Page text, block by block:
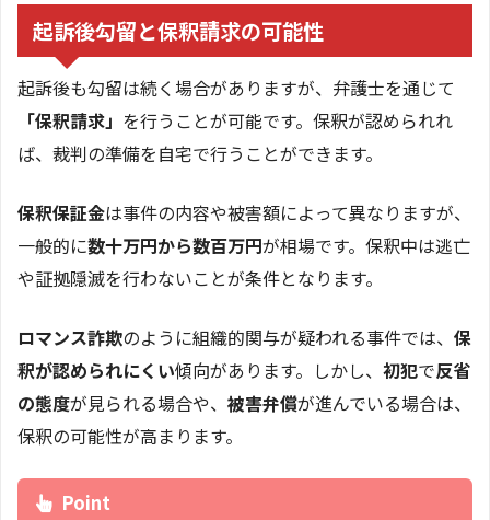
起訴後勾留と保釈請求の可能性
起訴後も勾留は続く場合がありますが、弁護士を通じて
「保釈請求」 を行うことが可能です。保釈が認められれ
ば、裁判の準備を自宅で行うことができます。
保釈保証金は事件の内容や被害額によって異なりますが、
一般的に数十万円から数百万円が相場です。保釈中は逃亡
や証拠隠滅を行わないことが条件となります。
ロマンス詐欺のように組織的関与が疑われる事件では、 保
釈が認められにくい傾向があります。しかし、 初犯で反省
の態度が見られる場合や、 被害弁償が進んでいる場合は、
保釈の可能性が高まります。
Point